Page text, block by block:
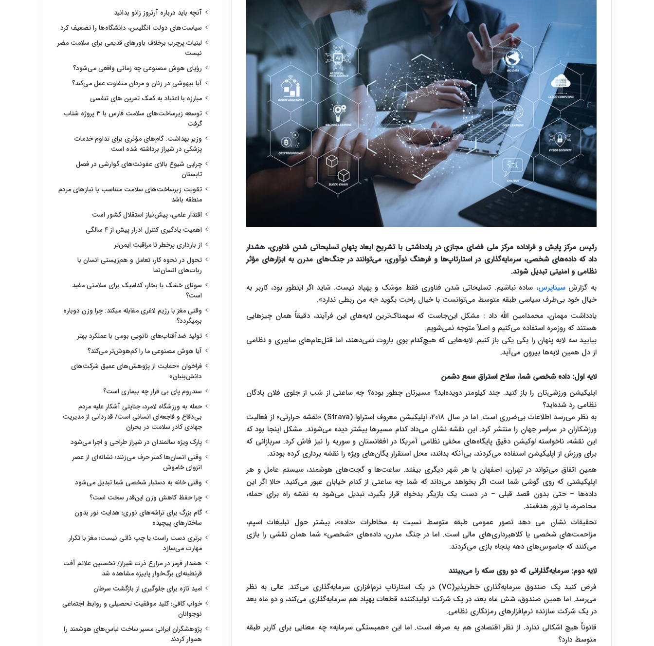
رئیس مرکز پایش و فراداده مرکز ملی فضای مجازی در یادداشتی با تشریح ابعاد پنهان تسلیحاتی شدن فناوری، هشدار
داد که داده‌های شخصی، سرمایه‌گذاری در استارتاپ‌ها و فرهنگ نوآوری، می‌توانند در جنگ‌های مدرن به ابزارهای مؤثر
نظامی و امنیتی تبدیل شوند.
به گزارشسیناپرس، ساده نباشیم. تسلیحاتی شدن فناوری فقط موشک و پهپاد نیست. شاید اگر اینطور بود، کاربر به
خیال خود بی‌طرف سیاسی طبقه‌ متوسط می‌توانست با خیال راحت بگوید «به من ربطی ندارد».
یادداشت مهمان، محمدامین الله داد : مشکل این‌جاست که سهمناک‌ترین لایه‌های این فرآیند، دقیقاً همان چیزهایی
هستند که روزمره استفاده می‌کنیم و اصلاً متوجه نمی‌شویم.
بیایید سه لایه پنهان را یکی یکی باز کنیم. لایه‌هایی که هیچ‌کدام بوی باروت نمی‌دهند، اما قتل‌عام‌های سایبری و نظامی
از دل همین لایه‌ها بیرون می‌آید.
لایه‌ اول: داده شخصی شما، سلاح استراق سمع دشمن
اپلیکیشن ورزشی‌تان را باز کنید. چند کیلومتر دویده‌اید؟ مسیرتان چطور بوده؟ چه ساعتی از شب از جلوی فلان پادگان
نظامی رد شده‌اید؟
به نظر می‌رسد اطلاعات بی‌ضرری است. اما در سال ۲۰۱۸، اپلیکیشن معروف استراوا (Strava) «نقشه حرارتی» از فعالیت
ورزشکاران در سراسر جهان را منتشر کرد. این نقشه نشان می‌داد کدام مسیرها بیشتر دیده می‌شوند. مشکل اینجا بود که
این نقشه، ناخواسته لوکیشن دقیق پایگاه‌های مخفی نظامی آمریکا در افغانستان و سوریه را نیز فاش کرد. سربازانی که
برای ورزش از اپلیکیشن استفاده می‌کردند، بی‌آنکه بدانند، محل استقرار یگان‌های ویژه را نقشه برداری کرده بودند.
همین اتفاق می‌تواند در تهران، اصفهان یا هر شهر دیگری بیفتد. ساعت‌ها و گجت‌های هوشمند، سیستم عامل و هر
اپلیکیشنی که روی گوشی شما است اگر بخواهد می‌داند که شما چه ساعتی از کدام خیابان عبور می‌کنید. حالا اگر این
داده‌ها – حتی بدون قصد قبلی – در دست یک بازیگر بدخواه قرار بگیرد، تبدیل می‌شود به نقشه راه برای حمله،
محاصره، یا ترور هدفمند.
تحقیقات نشان می ‎دهد تصور عمومی طبقه متوسط نسبت به مخاطرات «داده»، بیشتر حول تبلیغات اسپم،
مزاحمت‌های شخصی یا کلاهبرداری‌های مالی است. اما در جنگ مدرن، داده‌های «شخصی» شما همان نقشی را بازی
می‌کنند که جاسوس‌های دهه پنجاه بازی می‌کردند.
لایه‌ دوم: سرمایه‌گذارانی که دو روی سکه را می‌بینند
فرض کنید یک صندوق سرمایه‌گذاری خطرپذیر(VC) در یک استارتاپ نرم‌افزاری سرمایه‌گذاری می‌کند. عالی به نظر
می‌رسد. اما همین صندوق، شش ماه بعد، در یک شرکت تولیدکننده قطعات پهپاد هم سرمایه‌گذاری می‌کند، و دو ماه بعد
در یک شرکت سازنده نرم‌افزارهای رمزنگاری نظامی.
قانوناً هیچ اشکالی ندارد. از نظر اقتصادی هم به صرفه است. اما این «همبستگی سرمایه» چه معنایی برای کاربر طبقه
متوسط دارد؟
آنچه باید درباره آرتروز زانو بدانید
سیاست‌های دولت انگلیس، دانشگاه‌ها را تضعیف کرد
لبنیات پرچرب برخلاف باورهای قدیمی برای سلامت مضر
نیست
رؤیای هوش مصنوعی چه زمانی واقعی می‌شود؟
آیا بیهوشی در زنان و مردان متفاوت عمل می‌کند؟
مبارزه با اعتیاد به کمک تمرین های تنفسی
توسعه زیرساخت‌های سلامت فارس با ۳ پروژه شتاب
گرفت
وزیر بهداشت: گام‌های مؤثری برای تداوم خدمات
پزشکی در شیراز برداشته شده است
چرایی شیوع بالای عفونت‌های گوارشی در فصل
تابستان
تقویت زیرساخت‌های سلامت متناسب با نیازهای مردم
منطقه باشد
اقتدار علمی، پیش‌نیاز استقلال کشور است
اهمیت یادگیری کنترل ادرار پیش از ۴ سالگی
از بارداری پرخطر تا مراقبت ایمن‌تر
تحول در نحوه کار، تعامل و هم‌زیستی انسان با
ربات‌های انسان‌نما
سونای خشک یا بخار، کدامیک برای سلامتی مفید
است؟
وقتی مغز با رژیم لاغری مقابله میکند: چرا وزن دوباره
برمیگردد؟
تولید ضدآفتاب‌های نانویی بومی با عملکرد بهتر
آیا هوش مصنوعی ما را کم‌هوش‌تر می‌کند؟
فراخوان «حمایت از پژوهش‌های عمیق شرکت‌های
دانش‌بنیان»
سندروم پای بی قرار چه بیماری است؟
حمله به ورزشگاه لامرد، جنایتی آشکار علیه مردم
بی‌دفاع و فاجعه‌ای انسانی است/ قدردانی از مدیریت
جهادی کادر سلامت در بحران
پارک ویژه سالمندان در شیراز طراحی و اجرا می‌شود
وقتی انسان‌ها کمتر حرف می‌زنند؛ نشانه‌ای از عصر
انزوای خاموش
وقتی خانه به دستیار شخصی شما تبدیل می‌شود
چرا حفظ کاهش وزن این‌قدر سخت است؟
گام بزرگ برای تراشه‌های نوری؛ هدایت نور بدون
ساختارهای پیچیده
برتری دست راست یا چپ ذاتی نیست؛ مغز با تکرار
مهارت می‌سازد
هشدار قرمز در مزارع ذرت شیراز/ نخستین علائم آفت
قرنطینه‌ای برگ‌خوار پاییزه مشاهده شد
امید تازه برای جلوگیری از بازگشت سرطان
خواب کافی؛ کلید موفقیت تحصیلی و روابط اجتماعی
نوجوانان
پژوهشگران ایرانی مسیر ساخت لباس‌های هوشمند را
هموار کردند